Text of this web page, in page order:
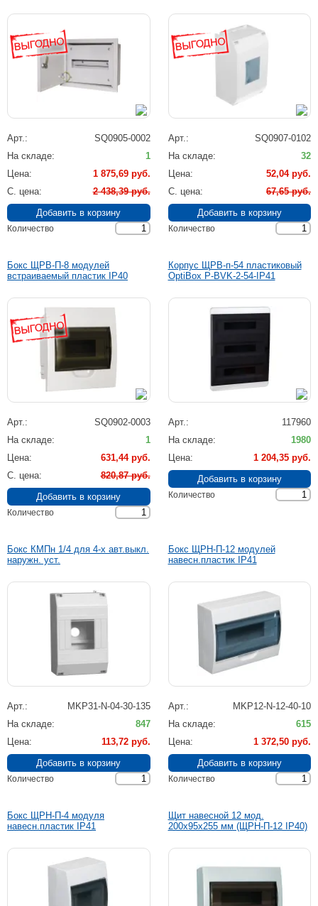
Арт.
SQ0905-0002
На складе
1
Цена
1 875,69 руб.
C. цена
2 438,39 руб.
Количество
Арт.
SQ0907-0102
На складе
32
Цена
52,04 руб.
C. цена
67,65 руб.
Количество
Бокс ЩРВ-П-8 модулей
встраиваемый пластик IP40
Арт.
SQ0902-0003
На складе
1
Цена
631,44 руб.
C. цена
820,87 руб.
Количество
Корпус ЩРВ-п-54 пластиковый
OptiBox P-BVK-2-54-IP41
Арт.
117960
На складе
1980
Цена
1 204,35 руб.
Количество
Бокс КМПн 1/4 для 4-х авт.выкл.
наружн. уст.
Арт.
MKP31-N-04-30-135
На складе
847
Цена
113,72 руб.
Количество
Бокс ЩРН-П-12 модулей
навесн.пластик IP41
Арт.
MKP12-N-12-40-10
На складе
615
Цена
1 372,50 руб.
Количество
Бокс ЩРН-П-4 модуля
навесн.пластик IP41
Щит навесной 12 мод.
200x95x255 мм (ЩРН-П-12 IP40)